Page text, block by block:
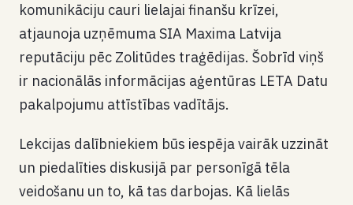
komunikāciju cauri lielajai finanšu krīzei,
atjaunoja uzņēmuma SIA Maxima Latvija
reputāciju pēc Zolitūdes traģēdijas. Šobrīd viņš
ir nacionālās informācijas aģentūras LETA Datu
pakalpojumu attīstības vadītājs.
Lekcijas dalībniekiem būs iespēja vairāk uzzināt
un piedalīties diskusijā par personīgā tēla
veidošanu un to, kā tas darbojas. Kā lielās